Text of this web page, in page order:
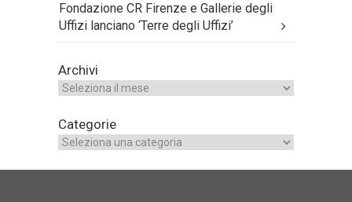
Fondazione CR Firenze e Gallerie degli
Uffizi lanciano ‘Terre degli Uffizi’
Archivi
Categorie